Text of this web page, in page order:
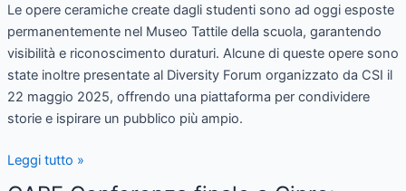
Le opere ceramiche create dagli studenti sono ad oggi esposte
permanentemente nel Museo Tattile della scuola, garantendo
visibilità e riconoscimento duraturi. Alcune di queste opere sono
state inoltre presentate al Diversity Forum organizzato da CSI il
22 maggio 2025, offrendo una piattaforma per condividere
storie e ispirare un pubblico più ampio.
Leggi tutto »